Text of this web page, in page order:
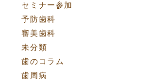
セミナー参加
予防歯科
審美歯科
未分類
歯のコラム
歯周病